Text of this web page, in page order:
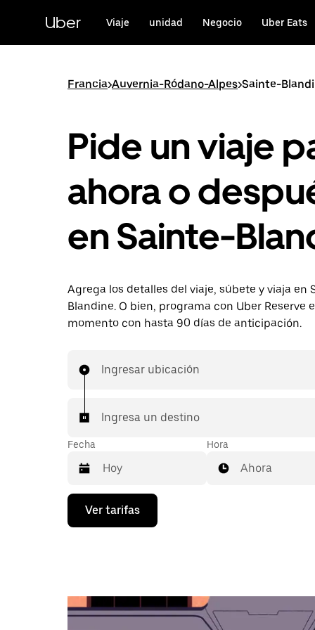
contenido
principal
Uber Viaje unidad Negocio Uber Eats
Francia>Auvernia-Ródano-Alpes>Sainte-
Pide un viaje
ahora o
en Sainte-
Agrega los detalles del viaje, súbete y viaja en
Blandine. O bien, programa con Uber Reserve
momento con hasta 90 días de anticipación.
Ingresar ubicación
Ingresa un destino
Fecha
Presiona
flecha
el
calendario
Hora
Ahora
Ver tarifas